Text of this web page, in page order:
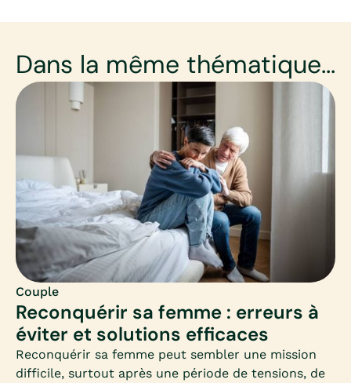
Dans la même thématique...
Couple
Reconquérir sa femme : erreurs à
éviter et solutions efficaces
Reconquérir sa femme peut sembler une mission
difficile, surtout après une période de tensions, de